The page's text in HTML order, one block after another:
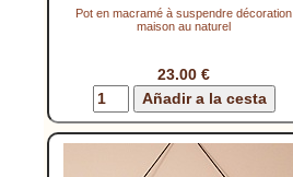
Pot en macramé à suspendre décoration
maison au naturel
23.00 €